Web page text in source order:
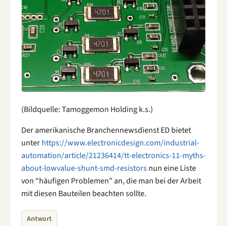
(Bildquelle: Tamoggemon Holding k.s.)
Der amerikanische Branchennewsdienst ED bietet
unterhttps://www.electronicdesign.com/industrial-
automation/article/21236414/tt-electronics-11-myths-
about-lowvalue-shunt-smd-resistorsnun eine Liste
von “häufigen Problemen” an, die man bei der Arbeit
mit diesen Bauteilen beachten sollte.
Antwort